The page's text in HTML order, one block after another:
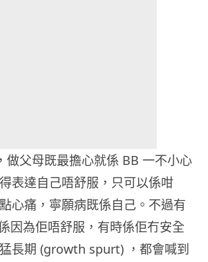
做父母既最擔心就係 BB 一不小心
表達自己唔舒服，只可以係咁
心痛，寧願病既係自己。不過有
因為佢唔舒服，有時係佢冇安全
長期 (growth spurt) ，都會喊到